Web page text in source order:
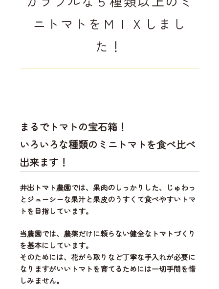
ニトマトをＭＩＸしまし
た！
まるでトマトの宝石箱！
いろいろな種類のミニトマトを食べ比べ
出来ます！
井出トマト農園では、 果肉のしっかりした、じゅわっ
とジューシーな果汁と果皮のうすくて食べやすいトマ
トを目指しています。
当農園では、 農薬だけに頼らない健全なトマトづくり
を基本にしています。
そのためには、花がら取りなど丁寧な手入れが必要に
なりますがいいトマトを育てるためには一切手間を惜
しみません。